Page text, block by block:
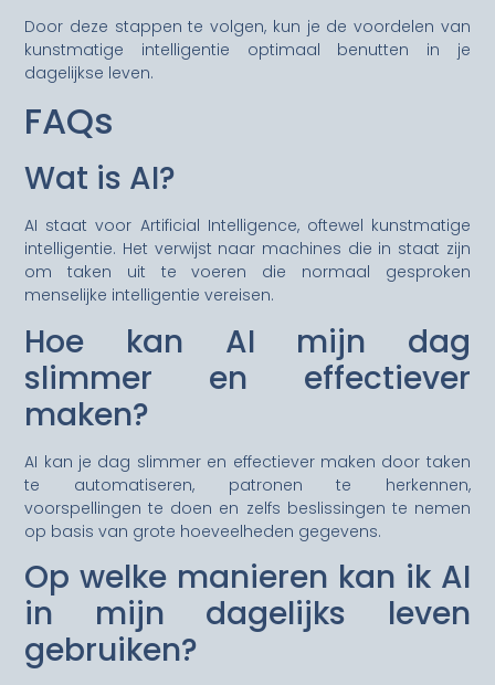
Door deze stappen te volgen, kun je de voordelen van
kunstmatige intelligentie optimaal benutten in je
dagelijkse leven.
FAQs
Wat is AI?
AI staat voor Artificial Intelligence, oftewel kunstmatige
intelligentie. Het verwijst naar machines die in staat zijn
om taken uit te voeren die normaal gesproken
menselijke intelligentie vereisen.
Hoe kan AI mijn dag
slimmer en effectiever
maken?
AI kan je dag slimmer en effectiever maken door taken
te automatiseren, patronen te herkennen,
voorspellingen te doen en zelfs beslissingen te nemen
op basis van grote hoeveelheden gegevens.
Op welke manieren kan ik AI
in mijn dagelijks leven
gebruiken?